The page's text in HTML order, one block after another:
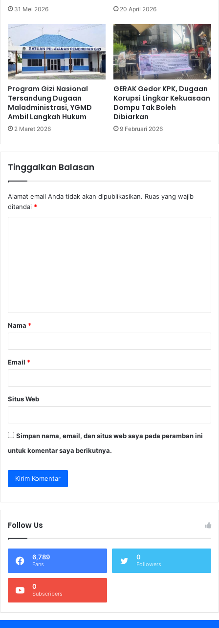
31 Mei 2026 20 April 2026
Program Gizi Nasional
Tersandung Dugaan
Maladministrasi, YGMD
Ambil Langkah Hukum
2 Maret 2026
GERAK Gedor KPK, Dugaan
Korupsi Lingkar Kekuasaan
Dompu Tak Boleh
Dibiarkan
9 Februari 2026
Tinggalkan Balasan
Alamat email Anda tidak akan dipublikasikan. Ruas yang wajib
ditandai *
a
r
Nama *
Email *
Situs Web
Simpan nama, email, dan situs web saya pada peramban ini
untuk komentar saya berikutnya.
Follow Us
6,789
Fans
0
Followers
0
Subscribers